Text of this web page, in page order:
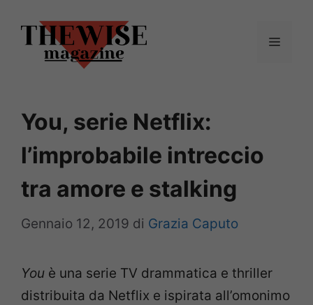
contenuto
Menu
You, serie Netflix:
l’improbabile intreccio
tra amore e stalking
Gennaio 12, 2019 di Grazia Caputo
You è una serie TV drammatica e thriller
distribuita da Netflix e ispirata all’omonimo